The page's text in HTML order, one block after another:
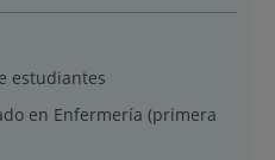
estudiantes
en Enfermería (primera